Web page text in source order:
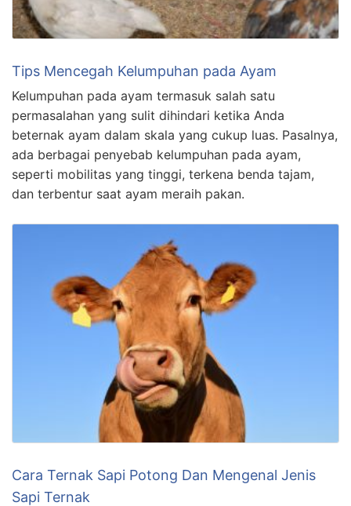
Tips Mencegah Kelumpuhan pada Ayam
Kelumpuhan pada ayam termasuk salah satu
permasalahan yang sulit dihindari ketika Anda
beternak ayam dalam skala yang cukup luas. Pasalnya,
ada berbagai penyebab kelumpuhan pada ayam,
seperti mobilitas yang tinggi, terkena benda tajam,
dan terbentur saat ayam meraih pakan.
Cara Ternak Sapi Potong Dan Mengenal Jenis
Sapi Ternak